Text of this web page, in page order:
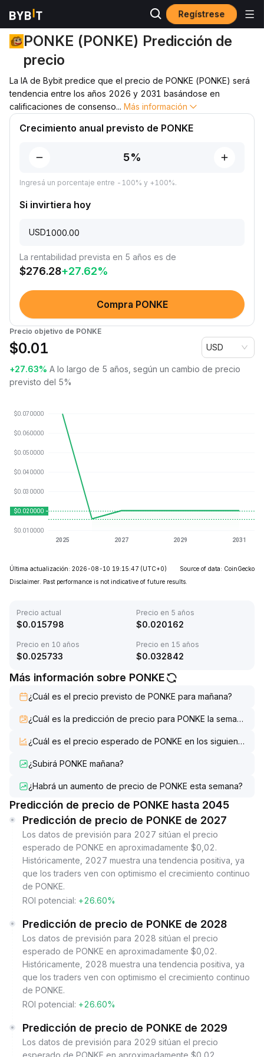
Regístrese
Predicción de precio Predicción de precio de PONKE
PONKE (PONKE) Predicción de
precio
La IA de Bybit predice que el precio de PONKE (PONKE) será
tendencia entre los años 2026 y 2031 basándose en
calificaciones de consenso... Más información
Crecimiento anual previsto de PONKE
Ingresá un porcentaje entre -100% y +100%.
Si invirtiera hoy
USD
La rentabilidad prevista en 5 años es de
$276.28+27.62%
Compra PONKE
Precio objetivo de PONKE
$0.01 USD
+27.63% A lo largo de 5 años, según un cambio de precio
previsto del 5%
Última actualización: 2026-08-10 19:15:47 (UTC+0)
Source of data: CoinGecko
Disclaimer. Past performance is not indicative of future results.
Precio actual
$0.015798
Precio en 5 años
$0.020162
Precio en 10 años
$0.025733
Precio en 15 años
$0.032842
Más información sobre PONKE
¿Cuál es el precio previsto de PONKE para mañana?
¿Cuál es la predicción de precio para PONKE la semana
¿Cuál es el precio esperado de PONKE en los siguientes 7
¿Subirá PONKE mañana?
¿Habrá un aumento de precio de PONKE esta semana?
Predicción de precio de PONKE hasta 2045
Predicción de precio de PONKE de 2027
Los datos de previsión para 2027 sitúan el precio
esperado de PONKE en aproximadamente $0,02.
Históricamente, 2027 muestra una tendencia positiva, ya
que los traders ven con optimismo el crecimiento continuo
de PONKE.
ROI potencial: +26.60%
Predicción de precio de PONKE de 2028
Los datos de previsión para 2028 sitúan el precio
esperado de PONKE en aproximadamente $0,02.
Históricamente, 2028 muestra una tendencia positiva, ya
que los traders ven con optimismo el crecimiento continuo
de PONKE.
ROI potencial: +26.60%
Predicción de precio de PONKE de 2029
Los datos de previsión para 2029 sitúan el precio
esperado de PONKE en aproximadamente $0,02.